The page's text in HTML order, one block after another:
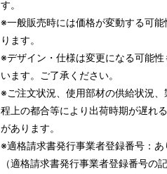
す。
※一般販売時には価格が変動する可能
ります。
※デザイン・仕様は変更になる可能性
います。ご了承ください。
※ご注文状況、使用部材の供給状況、
程上の都合等により出荷時期が遅れ
があります。
※適格請求書発行事業者登録番号：あ
（適格請求書発行事業者登録番号の